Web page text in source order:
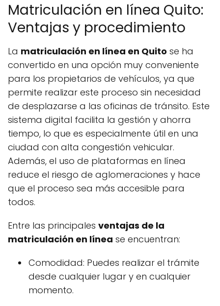
Matriculación en línea Quito:
Ventajas y procedimiento
La matriculación en línea en Quito se ha
convertido en una opción muy conveniente
para los propietarios de vehículos, ya que
permite realizar este proceso sin necesidad
de desplazarse a las oficinas de tránsito. Este
sistema digital facilita la gestión y ahorra
tiempo, lo que es especialmente útil en una
ciudad con alta congestión vehicular.
Además, el uso de plataformas en línea
reduce el riesgo de aglomeraciones y hace
que el proceso sea más accesible para
todos.
Entre las principales ventajas de la
matriculación en línea se encuentran:
Comodidad: Puedes realizar el trámite
desde cualquier lugar y en cualquier
momento.